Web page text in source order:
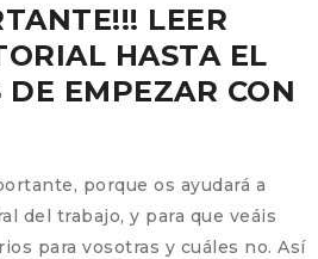
LEER
HASTA EL
EMPEZAR CON
porque os ayudará a
del trabajo, y para que veáis
para vosotras y cuáles no. Así